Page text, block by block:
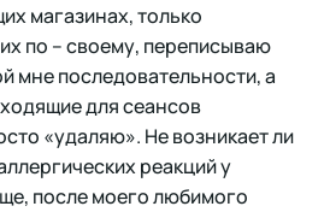
магазинах, только
по – своему, переписываю
мне последовательности, а
для сеансов
«удаляю». Не возникает ли
реакций у
после моего любимого